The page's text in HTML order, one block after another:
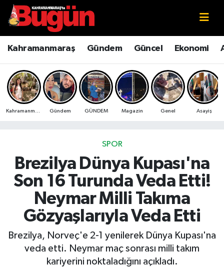
Kahramanmaraş Gündem Güncel Ekonomi
Gündem GÜNDEM Magazin Genel Asayiş
SPOR
Brezilya Dünya Kupası'na
Son 16 Turunda Veda Etti!
Neymar Milli Takıma
Gözyaşlarıyla Veda Etti
Brezilya, Norveç'e 2-1 yenilerek Dünya Kupası'na
veda etti. Neymar maç sonrası milli takım
kariyerini noktaladığını açıkladı.
Kahramanmaraş
Kahramanmaraş Sokak Röportajları
Bilim ve Teknoloji
Çevre
Ekonomi
Genel
Güncel
Haberde İnsan
Kültür Sanat
Kahramanmaraş Nöbetçi Eczaneler
Kahramanmaraş Hava Durumu
Kahramanmaraş Namaz Vakitleri
Kahramanmaraş Trafik Yoğunluk Haritası
Süper Lig Puan Durumu ve Fikstür
Tüm Manşetler
Son Dakika Haberleri
Haber Arşivi